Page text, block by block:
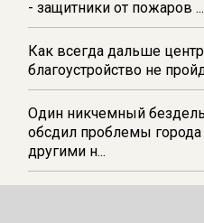
- защитники от пожаров ...
Как всегда дальше
благоустройство не
Один никчемный
обсдил проблемы города
другими н...